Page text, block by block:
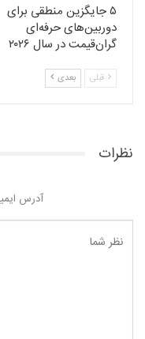
۵ جایگزین منطقی برای
دوربین‌های حرفه‌ای
گران‌قیمت در سال ۲۰۲۶
قبلی بعدی
نظرات
آدرس